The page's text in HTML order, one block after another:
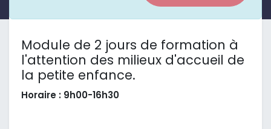
Module de 2 jours de formation à
l'attention des milieux d'accueil de
la petite enfance.
Horaire : 9h00-16h30